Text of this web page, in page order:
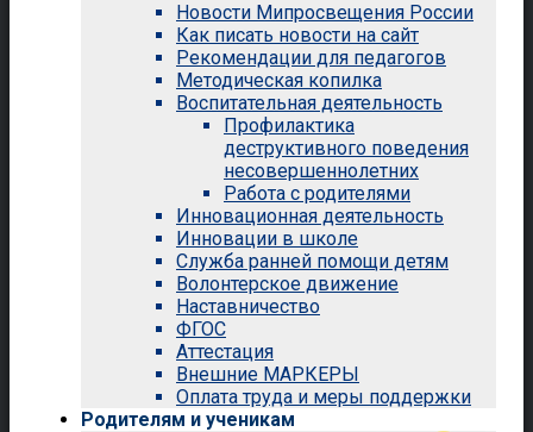
Новости Мипросвещения России
Как писать новости на сайт
Рекомендации для педагогов
Методическая копилка
Воспитательная деятельность
Профилактика
деструктивного поведения
несовершеннолетних
Работа с родителями
Инновационная деятельность
Инновации в школе
Служба ранней помощи детям
Волонтерское движение
Наставничество
ФГОС
Аттестация
Внешние МАРКЕРЫ
Оплата труда и меры поддержки
Родителям и ученикам